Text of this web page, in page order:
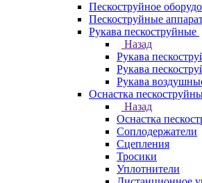
Пескоструйное
Пескоструйные
Рукава пескоструйные
Назад
Рукава
Рукава
Рукава
Оснастка
Назад
Оснастка
Соплодержатели
Сцепления
Тросики
Уплотнители